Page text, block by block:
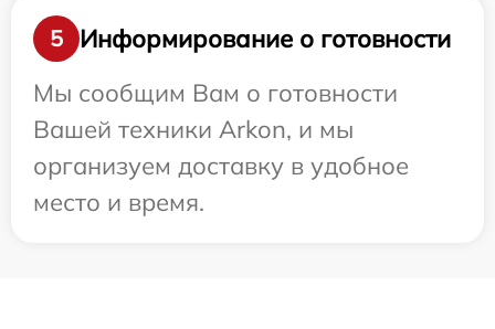
5
Информирование о готовности
Мы сообщим Вам о готовности
Вашей техники Arkon, и мы
организуем доставку в удобное
место и время.